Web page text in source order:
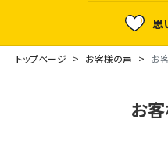
思
トップページ お客様の声 お
お